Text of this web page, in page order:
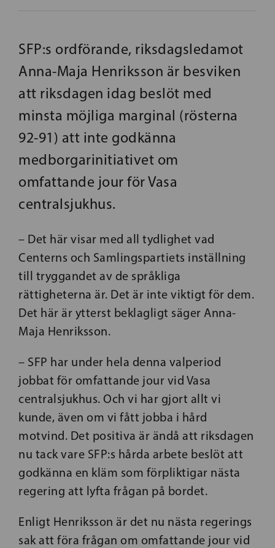
SFP:s ordförande, riksdagsledamot
Anna-Maja Henriksson är besviken
att riksdagen idag beslöt med
minsta möjliga marginal (rösterna
92-91) att inte godkänna
medborgarinitiativet om
omfattande jour för Vasa
centralsjukhus.
– Det här visar med all tydlighet vad
Centerns och Samlingspartiets inställning
till tryggandet av de språkliga
rättigheterna är. Det är inte viktigt för dem.
Det här är ytterst beklagligt säger Anna-
Maja Henriksson.
– SFP har under hela denna valperiod
jobbat för omfattande jour vid Vasa
centralsjukhus. Och vi har gjort allt vi
kunde, även om vi fått jobba i hård
motvind. Det positiva är ändå att riksdagen
nu tack vare SFP:s hårda arbete beslöt att
godkänna en kläm som förpliktigar nästa
regering att lyfta frågan på bordet.
Enligt Henriksson är det nu nästa regerings
sak att föra frågan om omfattande jour vid